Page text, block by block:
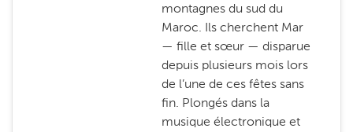
montagnes du sud du
Maroc. Ils cherchent Mar
— fille et sœur — disparue
depuis plusieurs mois lors
de l’une de ces fêtes sans
fin. Plongés dans la
musique électronique et